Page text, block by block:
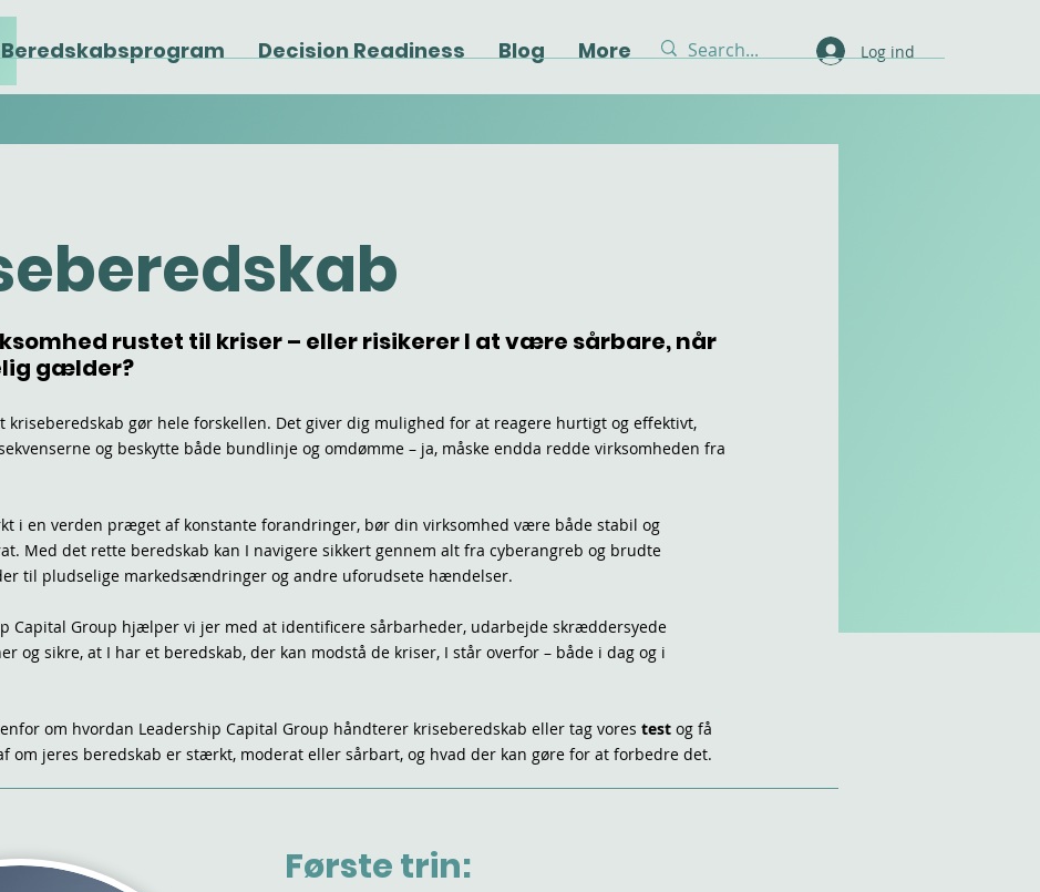
Beredskabsprogram Decision Readiness Blog More Log ind
rustet til kriser – eller risikerer I at være sårbare, når
gælder?
kriseberedskab gør hele forskellen. Det giver dig mulighed for at reagere hurtigt og effektivt,
og beskytte både bundlinje og omdømme – ja, måske endda redde virksomheden fra
i en verden præget af konstante forandringer, bør din virksomhed være både stabil og
Med det rette beredskab kan I navigere sikkert gennem alt fra cyberangreb og brudte
til pludselige markedsændringer og andre uforudsete hændelser.
Capital Group hjælper vi jer med at identificere sårbarheder, udarbejde skræddersyede
og sikre, at I har et beredskab, der kan modstå de kriser, I står overfor – både i dag og i
om hvordan Leadership Capital Group håndterer kriseberedskab eller tag vores test og få
om jeres beredskab er stærkt, moderat eller sårbart, og hvad der kan gøre for at forbedre det.
Første trin: